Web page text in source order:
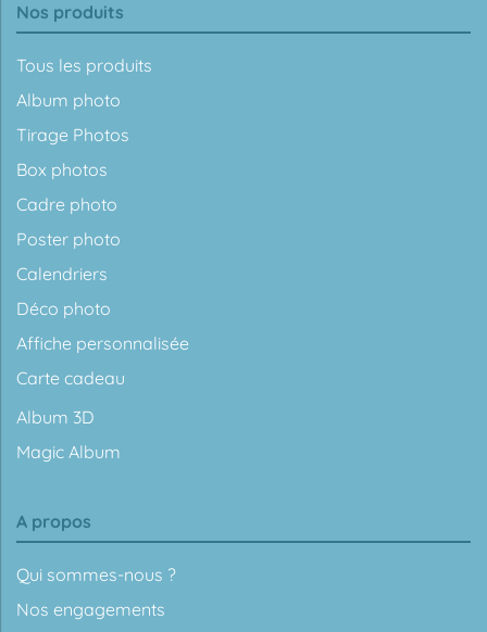
Nos produits
Tous les produits
Album photo
Tirage Photos
Box photos
Cadre photo
Poster photo
Calendriers
Déco photo
Affiche personnalisée
Carte cadeau
Album 3D
Magic Album
A propos
Qui sommes-nous ?
Nos engagements